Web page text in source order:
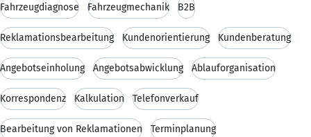
Fahrzeugdiagnose Fahrzeugmechanik B2B
Reklamationsbearbeitung Kundenorientierung Kundenberatung
Angebotseinholung Angebotsabwicklung Ablauforganisation
Korrespondenz Kalkulation Telefonverkauf
Bearbeitung von Reklamationen Terminplanung